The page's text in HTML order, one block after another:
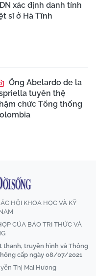
xác định danh tính
sĩ ở Hà Tĩnh
Ông Abelardo de la
tuyên thệ
chức Tổng thống
HỘI KHOA HỌC VÀ KỸ
CỦA BÁO TRI THỨC VÀ
thanh, truyền hình và Thông
cấp ngày 08/07/2021
Thị Mai Hương